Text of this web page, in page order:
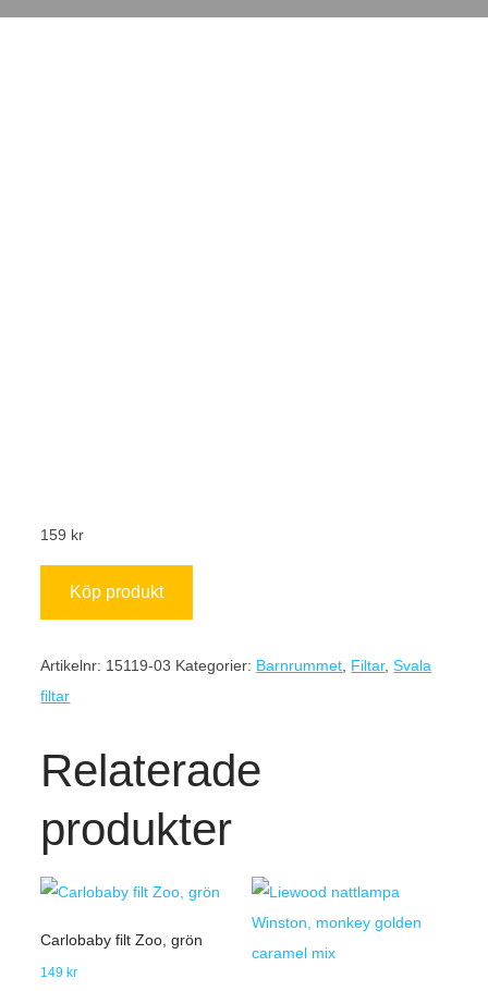
159 kr
Köp produkt
Artikelnr: 15119-03 Kategorier: Barnrummet Filtar,Svala
filtar
Relaterade
produkter
Carlobaby filt Zoo, grön
149 kr